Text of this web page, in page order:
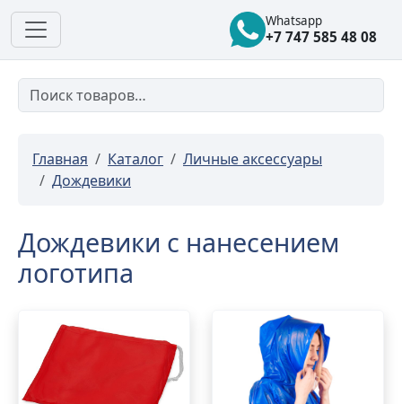
Whatsapp
+7 747 585 48 08
Главная Каталог
Личные аксессуары
Дождевики
Дождевики с нанесением
логотипа